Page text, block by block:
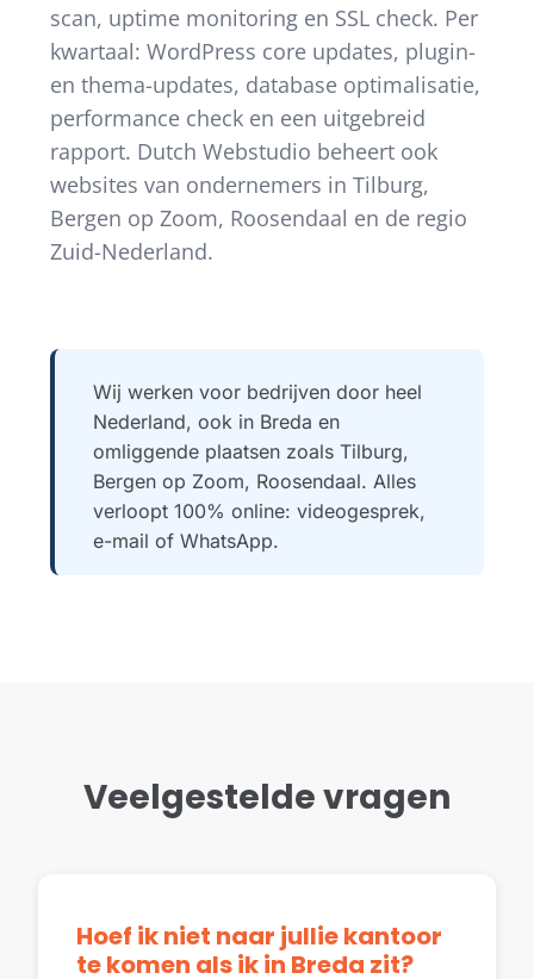
scan, uptime monitoring en SSL check. Per
kwartaal: WordPress core updates, plugin-
en thema-updates, database optimalisatie,
performance check en een uitgebreid
rapport. Dutch Webstudio beheert ook
websites van ondernemers in Tilburg,
Bergen op Zoom, Roosendaal en de regio
Zuid-Nederland.
Wij werken voor bedrijven door heel
Nederland, ook in Breda en
omliggende plaatsen zoals Tilburg,
Bergen op Zoom, Roosendaal. Alles
verloopt 100% online: videogesprek,
e-mail of WhatsApp.
Veelgestelde vragen
Hoef ik niet naar jullie kantoor
te komen als ik in Breda zit?